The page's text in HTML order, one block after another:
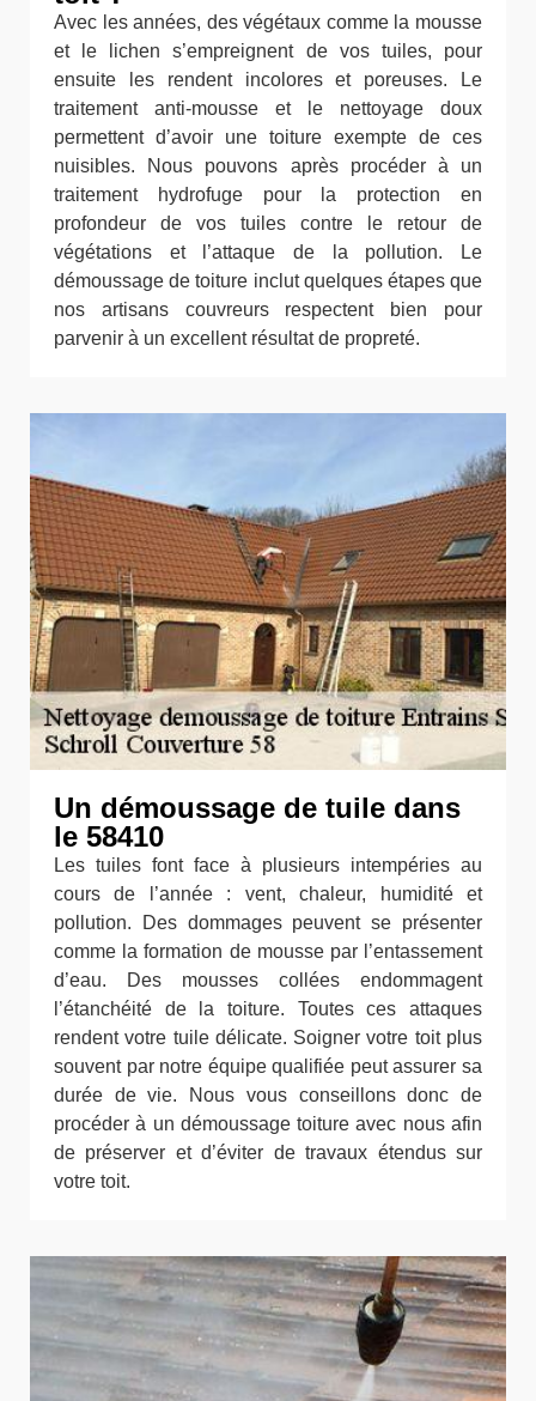
Avec les années, des végétaux comme la mousse
et le lichen s’empreignent de vos tuiles, pour
ensuite les rendent incolores et poreuses. Le
traitement anti-mousse et le nettoyage doux
permettent d’avoir une toiture exempte de ces
nuisibles. Nous pouvons après procéder à un
traitement hydrofuge pour la protection en
profondeur de vos tuiles contre le retour de
végétations et l’attaque de la pollution. Le
démoussage de toiture inclut quelques étapes que
nos artisans couvreurs respectent bien pour
parvenir à un excellent résultat de propreté.
Un démoussage de tuile dans
le 58410
Les tuiles font face à plusieurs intempéries au
cours de l’année : vent, chaleur, humidité et
pollution. Des dommages peuvent se présenter
comme la formation de mousse par l’entassement
d’eau. Des mousses collées endommagent
l’étanchéité de la toiture. Toutes ces attaques
rendent votre tuile délicate. Soigner votre toit plus
souvent par notre équipe qualifiée peut assurer sa
durée de vie. Nous vous conseillons donc de
procéder à un démoussage toiture avec nous afin
de préserver et d’éviter de travaux étendus sur
votre toit.